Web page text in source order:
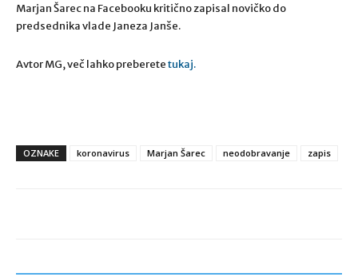
Marjan Šarec na Facebooku kritično zapisal novičko do
predsednika vlade Janeza Janše.
Avtor MG, več lahko preberetetukaj.
OZNAKE koronavirus Marjan Šarec neodobravanje zapis